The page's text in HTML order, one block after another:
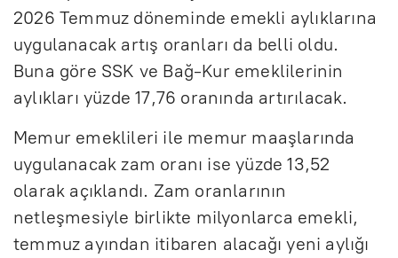
2026 Temmuz döneminde emekli aylıklarına
uygulanacak artış oranları da belli oldu.
Buna göre SSK ve Bağ-Kur emeklilerinin
aylıkları yüzde 17,76 oranında artırılacak.
Memur emeklileri ile memur maaşlarında
uygulanacak zam oranı ise yüzde 13,52
olarak açıklandı. Zam oranlarının
netleşmesiyle birlikte milyonlarca emekli,
temmuz ayından itibaren alacağı yeni aylığı